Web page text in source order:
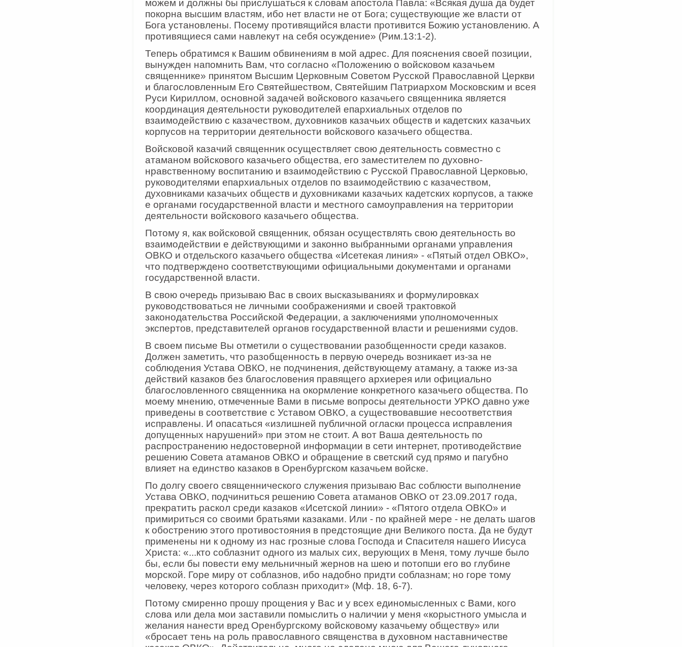
можем и должны бы прислушаться к словам апостола Павла: «Всякая душа да будет
покорна высшим властям, ибо нет власти не от Бога; существующие же власти от
Бога установлены. Посему противящийся власти противится Божию установлению. А
противящиеся сами навлекут на себя осуждение» (Рим.13:1-2).
Теперь обратимся к Вашим обвинениям в мой адрес. Для пояснения своей позиции,
вынужден напомнить Вам, что согласно «Положению о войсковом казачьем
священнике» принятом Высшим Церковным Советом Русской Православной Церкви
и благословленным Его Святейшеством, Святейшим Патриархом Московским и всея
Руси Кириллом, основной задачей войскового казачьего священника является
координация деятельности руководителей епархиальных отделов по
взаимодействию с казачеством, духовников казачьих обществ и кадетских казачьих
корпусов на территории деятельности войскового казачьего общества.
Войсковой казачий священник осуществляет свою деятельность совместно с
атаманом войскового казачьего общества, его заместителем по духовно-
нравственному воспитанию и взаимодействию с Русской Православной Церковью,
руководителями епархиальных отделов по взаимодействию с казачеством,
духовниками казачьих обществ и духовниками казачьих кадетских корпусов, а также
е органами государственной власти и местного самоуправления на территории
деятельности войскового казачьего общества.
Потому я, как войсковой священник, обязан осуществлять свою деятельность во
взаимодействии е действующими и законно выбранными органами управления
ОВКО и отдельского казачьего общества «Исетекая линия» - «Пятый отдел ОВКО»,
что подтверждено соответствующими официальными документами и органами
государственной власти.
В свою очередь призываю Вас в своих высказываниях и формулировках
руководствоваться не личными соображениями и своей трактовкой
законодательства Российской Федерации, а заключениями уполномоченных
экспертов, представителей органов государственной власти и решениями судов.
В своем письме Вы отметили о существовании разобщенности среди казаков.
Должен заметить, что разобщенность в первую очередь возникает из-за не
соблюдения Устава ОВКО, не подчинения, действующему атаману, а также из-за
действий казаков без благословения правящего архиерея или официально
благословленного священника на окормление конкретного казачьего общества. По
моему мнению, отмеченные Вами в письме вопросы деятельности УРКО давно уже
приведены в соответствие с Уставом ОВКО, а существовавшие несоответствия
исправлены. И опасаться «излишней публичной огласки процесса исправления
допущенных нарушений» при этом не стоит. А вот Ваша деятельность по
распространению недостоверной информации в сети интернет, противодействие
решению Совета атаманов ОВКО и обращение в светский суд прямо и пагубно
влияет на единство казаков в Оренбургском казачьем войске.
По долгу своего священнического служения призываю Вас соблюсти выполнение
Устава ОВКО, подчиниться решению Совета атаманов ОВКО от 23.09.2017 года,
прекратить раскол среди казаков «Исетской линии» - «Пятого отдела ОВКО» и
примириться со своими братьями казаками. Или - по крайней мере - не делать шагов
к обострению этого противостояния в предстоящие дни Великого поста. Да не будут
применены ни к одному из нас грозные слова Господа и Спасителя нашего Иисуса
Христа: «...кто соблазнит одного из малых сих, верующих в Меня, тому лучше было
бы, если бы повести ему мельничный жернов на шею и потопши его во глубине
морской. Горе миру от соблазнов, ибо надобно придти соблазнам; но горе тому
человеку, через которого соблазн приходит» (Мф. 18, 6-7).
Потому смиренно прошу прощения у Вас и у всех единомысленных с Вами, кого
слова или дела мои заставили помыслить о наличии у меня «корыстного умысла и
желания нанести вред Оренбургскому войсковому казачьему обществу» или
«бросает тень на роль православного священства в духовном наставничестве